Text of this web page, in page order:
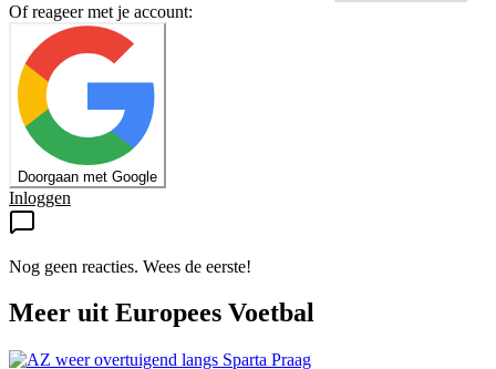
Of reageer met je account:
Doorgaan met Google
Inloggen
Nog geen reacties. Wees de eerste!
Meer uit Europees Voetbal